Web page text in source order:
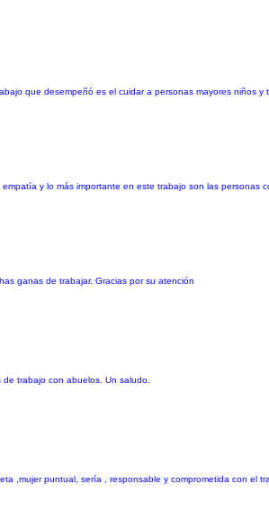
que desempeñó es el cuidar a personas mayores niños y
y lo más importante en este trabajo son las personas
ganas de trabajar. Gracias por su atención
trabajo con abuelos. Un saludo.
,mujer puntual, sería , responsable y comprometida con el